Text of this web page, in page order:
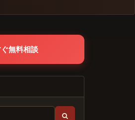
無料相談